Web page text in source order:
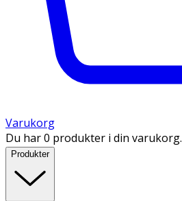
Varukorg
Du har 0 produkter i din varukorg.
Produkter